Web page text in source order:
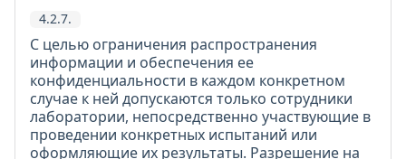
4.2.7.
С целью ограничения распространения
информации и обеспечения ее
конфиденциальности в каждом конкретном
случае к ней допускаются только сотрудники
лаборатории, непосредственно участвующие в
проведении конкретных испытаний или
оформляющие их результаты. Разрешение на